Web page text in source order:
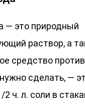
— это природный
раствор, а
средство
сделать, —
2 ч. л. соли в